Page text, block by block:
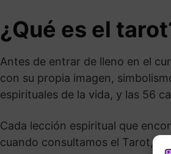
¿Qué es el
Antes de entrar de lleno en el
con su propia imagen,
espirituales de la vida, y las 56
Cada lección espiritual que
cuando consultamos el Tarot,